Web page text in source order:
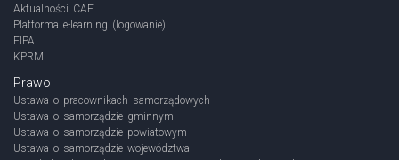
Aktualności CAF
Platforma e-learning (logowanie)
EIPA
KPRM
Prawo
Ustawa o pracownikach samorządowych
Ustawa o samorządzie gminnym
Ustawa o samorządzie powiatowym
Ustawa o samorządzie województwa